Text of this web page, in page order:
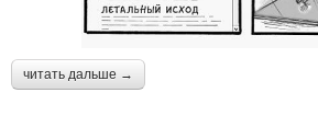
читать дальше →